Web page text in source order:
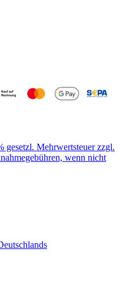
gesetzl. Mehrwertsteuer zzgl.
wenn nicht